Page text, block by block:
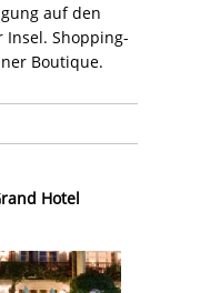
auf den
Insel. Shopping-
Boutique.
Hotel